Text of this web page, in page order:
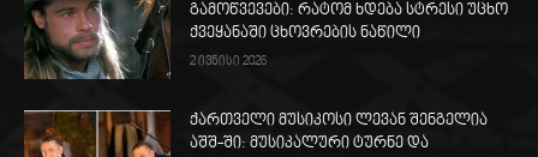
გამოწვევები: რატომ ხდება სტრესი უცხო
ქვეყანაში ცხოვრების ნაწილი
2 ივნისი 2026
ქართველი მუსიკოსი ლევან შენგელია
აშშ-ში: მუსიკალური ტურნე და